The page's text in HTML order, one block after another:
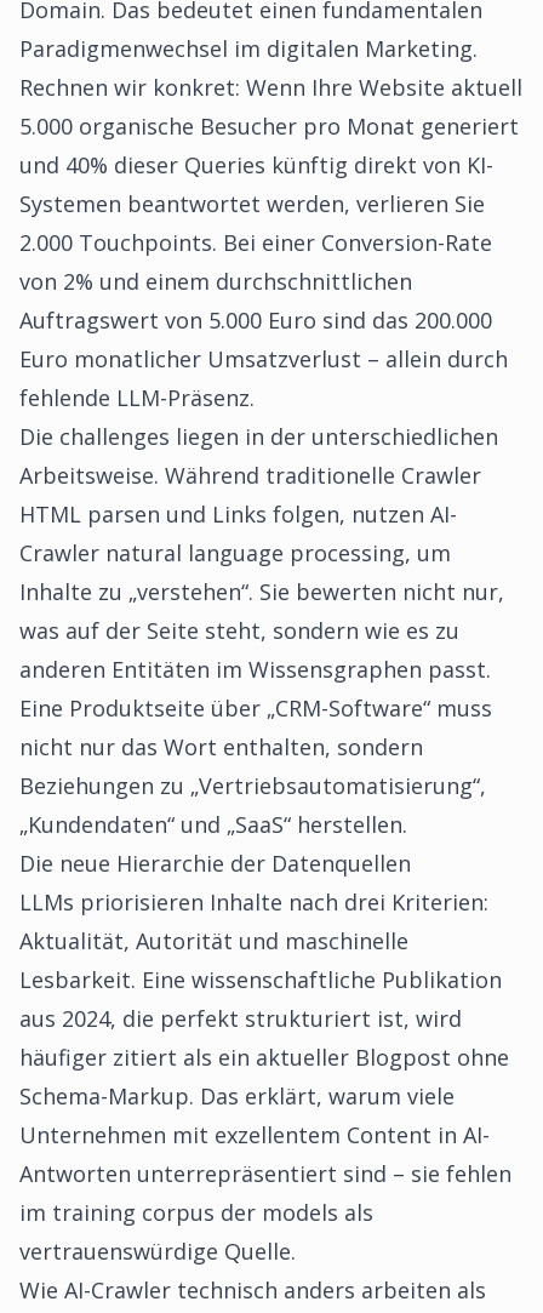
Domain. Das bedeutet einen fundamentalen
Paradigmenwechsel im digitalen Marketing.
Rechnen wir konkret: Wenn Ihre Website aktuell
5.000 organische Besucher pro Monat generiert
und 40% dieser Queries künftig direkt von KI-
Systemen beantwortet werden, verlieren Sie
2.000 Touchpoints. Bei einer Conversion-Rate
von 2% und einem durchschnittlichen
Auftragswert von 5.000 Euro sind das 200.000
Euro monatlicher Umsatzverlust – allein durch
fehlende LLM-Präsenz.
Die challenges liegen in der unterschiedlichen
Arbeitsweise. Während traditionelle Crawler
HTML parsen und Links folgen, nutzen AI-
Crawler natural language processing, um
Inhalte zu „verstehen“. Sie bewerten nicht nur,
was auf der Seite steht, sondern wie es zu
anderen Entitäten im Wissensgraphen passt.
Eine Produktseite über „CRM-Software“ muss
nicht nur das Wort enthalten, sondern
Beziehungen zu „Vertriebsautomatisierung“,
„Kundendaten“ und „SaaS“ herstellen.
Die neue Hierarchie der Datenquellen
LLMs priorisieren Inhalte nach drei Kriterien:
Aktualität, Autorität und maschinelle
Lesbarkeit. Eine wissenschaftliche Publikation
aus 2024, die perfekt strukturiert ist, wird
häufiger zitiert als ein aktueller Blogpost ohne
Schema-Markup. Das erklärt, warum viele
Unternehmen mit exzellentem Content in AI-
Antworten unterrepräsentiert sind – sie fehlen
im training corpus der models als
vertrauenswürdige Quelle.
Wie AI-Crawler technisch anders arbeiten als